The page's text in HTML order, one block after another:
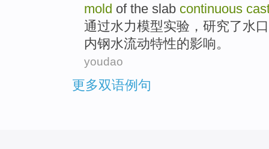
mold of the slab continuous
通过水力模型实验， 研究了水口
内钢水流动特性的影响。
youdao
更多双语例句